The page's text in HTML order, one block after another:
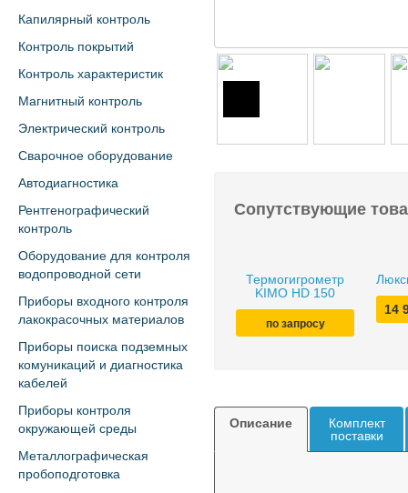
Капилярный контроль
Контроль покрытий
Контроль характеристик
Магнитный контроль
Электрический контроль
Сварочное оборудование
Автодиагностика
Рентгенографический
контроль
Оборудование для контроля
водопроводной сети
Приборы входного контроля
лакокрасочных материалов
Приборы поиска подземных
комуникаций и диагностика
кабелей
Приборы контроля
окружающей среды
Металлографическая
пробоподготовка
Сопутствующие
Термогигрометр
KIMO HD 150
по запросу
14
Описание
Комплект
поставки